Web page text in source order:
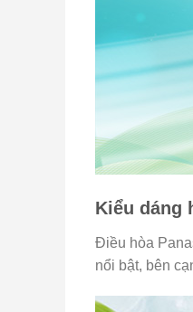
Kiểu dáng
Điều hòa
nổi bật, bên